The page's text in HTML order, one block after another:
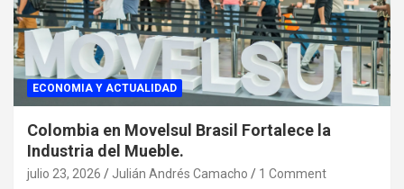
ECONOMIA Y ACTUALIDAD
Colombia en Movelsul Brasil Fortalece la
Industria del Mueble.
julio 23, 2026 Julián Andrés Camacho 1 Comment